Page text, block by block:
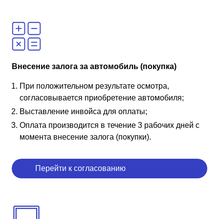
Внесение залога за автомобиль (покупка)
При положительном результате осмотра,
согласовывается приобретение автомобиля;
Выставление инвойса для оплаты;
Оплата производится в течение 3 рабочих дней с
момента внесение залога (покупки).
Перейти к согласованию